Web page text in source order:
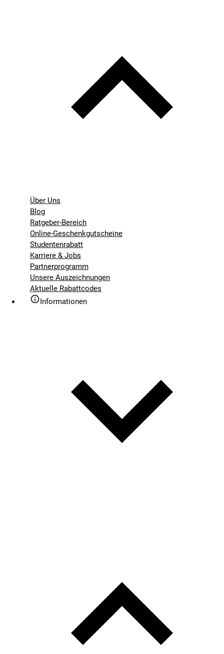
Über Uns
Blog
Ratgeber-Bereich
Online-Geschenkgutscheine
Studentenrabatt
Karriere & Jobs
Partnerprogramm
Unsere Auszeichnungen
Aktuelle Rabattcodes
Informationen